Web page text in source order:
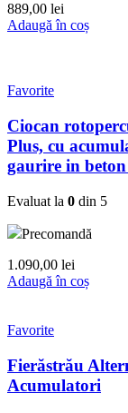
889,00 lei
Adaugă în coș
Favorite
Ciocan
Plus, cu
gaurire in
Evaluat la 0 din 5
Precomandă
1.090,00 lei
Adaugă în coș
Favorite
Fierăstrău
Acumulatori